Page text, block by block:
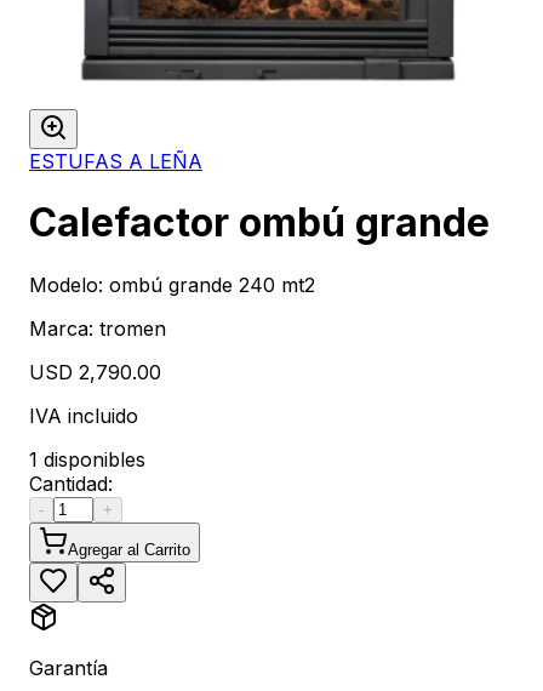
ESTUFAS A LEÑA
Calefactor ombú grande
Modelo: ombú grande 240 mt2
Marca: tromen
USD 2,790.00
IVA incluido
1 disponibles
Cantidad:
- +
Agregar al Carrito
Garantía